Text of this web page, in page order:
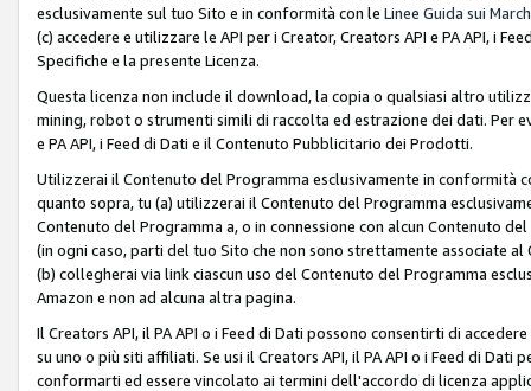
esclusivamente sul tuo Sito e in conformità con le Linee Guida sui March
(c) accedere e utilizzare le API per i Creator, Creators API e PA API, i
Specifiche e la presente Licenza.
Questa licenza non include il download, la copia o qualsiasi altro
mining, robot o strumenti simili di raccolta ed estrazione dei dati. Per
e PA API, i Feed di Dati e il Contenuto Pubblicitario dei Prodotti.
Utilizzerai il Contenuto del Programma esclusivamente in conformità
quanto sopra, tu (a) utilizzerai il Contenuto del Programma
Contenuto del Programma a, o in connessione con alcun Contenuto
(in ogni caso, parti del tuo Sito che non sono strettamente associate
(b) collegherai via link ciascun uso del Contenuto del Programma
Amazon e non ad alcuna altra pagina.
Il Creators API, il PA API o i Feed di Dati possono consentirti di
su uno o più siti affiliati. Se usi il Creators API, il PA API o i Feed di
conformarti ed essere vincolato ai termini dell'accordo di licenza